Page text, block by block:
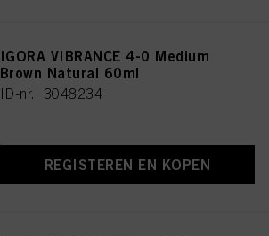
IGORA VIBRANCE 4-0 Medium
Brown Natural 60ml
ID-nr. 3048234
REGISTEREN EN KOPEN